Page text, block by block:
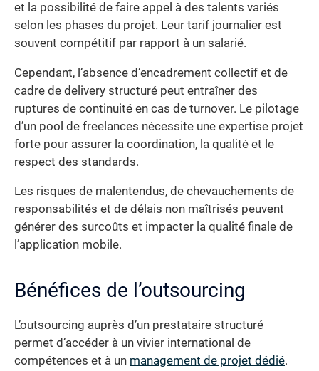
et la possibilité de faire appel à des talents variés
selon les phases du projet. Leur tarif journalier est
souvent compétitif par rapport à un salarié.
Cependant, l’absence d’encadrement collectif et de
cadre de delivery structuré peut entraîner des
ruptures de continuité en cas de turnover. Le pilotage
d’un pool de freelances nécessite une expertise projet
forte pour assurer la coordination, la qualité et le
respect des standards.
Les risques de malentendus, de chevauchements de
responsabilités et de délais non maîtrisés peuvent
générer des surcoûts et impacter la qualité finale de
l’application mobile.
Bénéfices de l’outsourcing
L’outsourcing auprès d’un prestataire structuré
permet d’accéder à un vivier international de
compétences et à un management de projet dédié.